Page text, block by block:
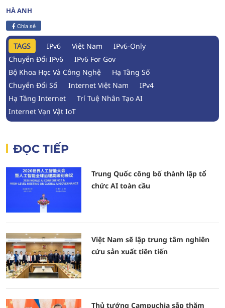
HÀ ANH
Chia sẻ
TAGS IPv6 Việt Nam
IPv6-Only
Chuyển Đổi IPv6
IPv6 For Gov
Bộ Khoa Học Và Công Nghệ
Hạ Tầng Số
Chuyển Đổi Số
Internet Việt Nam
IPv4
Hạ Tầng Internet
Trí Tuệ Nhân Tạo AI
Internet Vạn Vật IoT
ĐỌC TIẾP
Trung Quốc công bố thành lập tổ
chức AI toàn cầu
Việt Nam sẽ lập trung tâm nghiên
cứu sản xuất tiên tiến
Thủ tướng Campuchia sắp thăm